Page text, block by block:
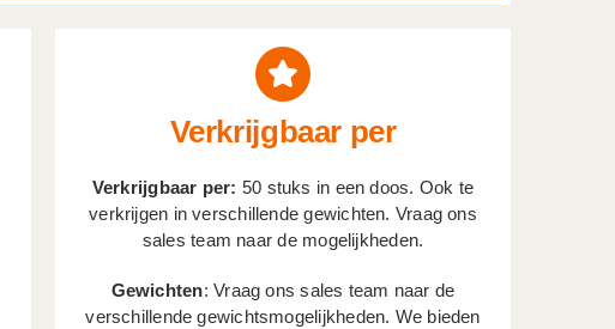
Verkrijgbaar per
Verkrijgbaar per: 50 stuks in een doos. Ook te
verkrijgen in verschillende gewichten. Vraag ons
sales team naar de mogelijkheden.
Gewichten: Vraag ons sales team naar de
verschillende gewichtsmogelijkheden. We bieden